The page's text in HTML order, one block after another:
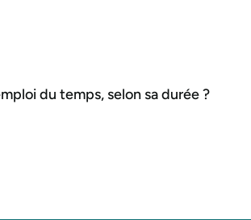
du temps, selon sa durée ?